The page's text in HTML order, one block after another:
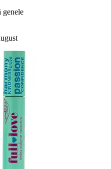
genele